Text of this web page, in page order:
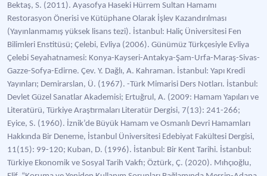
Bektaş, S. (2011). Ayasofya Haseki Hürrem Sultan Hamamı
Restorasyon Önerisi ve Kütüphane Olarak İşlev Kazandırılması
(Yayınlanmamış yüksek lisans tezi). İstanbul: Haliç Üniversitesi Fen
Bilimleri Enstitüsü; Çelebi, Evliya (2006). Günümüz Türkçesiyle Evliya
Çelebi Seyahatnamesi: Konya-Kayseri-Antakya-Şam-Urfa-Maraş-Sivas-
Gazze-Sofya-Edirne. Çev. Y. Dağlı, A. Kahraman. İstanbul: Yapı Kredi
Yayınları; Demirarslan, Ü. (1967). -Türk Mimarisi Ders Notları. İstanbul:
Devlet Güzel Sanatlar Akademisi; Ertuğrul, A. (2009: Hamam Yapıları ve
Literatürü, Türkiye Araştırmaları Literatür Dergisi, 7(13): 241-266;
Eyice, S. (1960). İznik’de Büyük Hamam ve Osmanlı Devri Hamamları
Hakkında Bir Deneme, İstanbul Üniversitesi Edebiyat Fakültesi Dergisi,
11(15): 99-120; Kuban, D. (1996). İstanbul: Bir Kent Tarihi. İstanbul:
Türkiye Ekonomik ve Sosyal Tarih Vakfı; Öztürk, Ç. (2020). Mıhçıoğlu,